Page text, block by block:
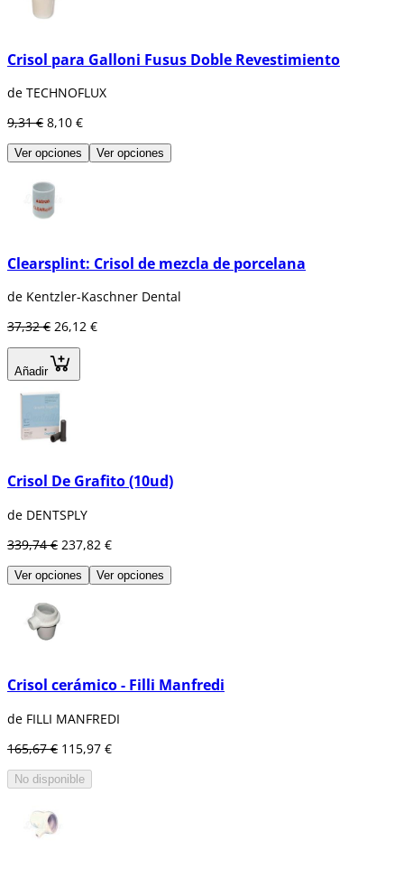
Crisol para Galloni Fusus Doble Revestimiento
de TECHNOFLUX
9,31 € 8,10 €
Ver opciones Ver opciones
Clearsplint: Crisol de mezcla de porcelana
de Kentzler-Kaschner Dental
37,32 € 26,12 €
Añadir
Crisol De Grafito (10ud)
de DENTSPLY
339,74 € 237,82 €
Ver opciones Ver opciones
Crisol cerámico - Filli Manfredi
de FILLI MANFREDI
165,67 € 115,97 €
No disponible